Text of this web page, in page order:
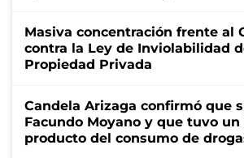
Masiva concentración frente al
contra la Ley de Inviolabilidad
Propiedad Privada
Candela Arizaga confirmó que
Facundo Moyano y que tuvo
producto del consumo de